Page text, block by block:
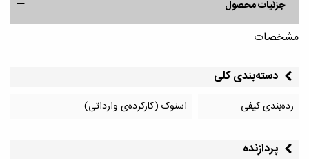
جزئیات محصول
مشخصات
دسته‌بندی کلی
رده‌بندی کیفی استوک (کارکرده‌ی وارداتی)
پردازنده